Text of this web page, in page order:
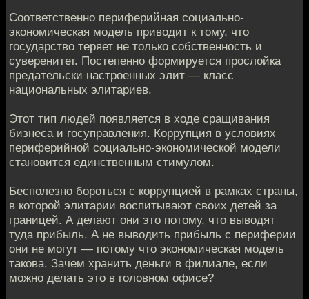
Соответственно периферийная социально-
экономическая модель приводит к тому, что
государство теряет не только собственность и
суверенитет. Постепенно формируется прослойка
предательски настроенных элит — класс
национальных элитариев.
Этот тип людей появляется в ходе сращивания
бизнеса и госуправления. Коррупция в условиях
периферийной социально-экономической модели
становится единственным стимулом.
Бесполезно бороться с коррупцией в рамках страны,
в которой элитарии воспитывают своих детей за
границей. А делают они это потому, что выводят
туда прибыль. А не выводить прибыль с периферии
они не могут — потому что экономическая модель
такова. Зачем хранить деньги в филиале, если
можно делать это в головном офисе?